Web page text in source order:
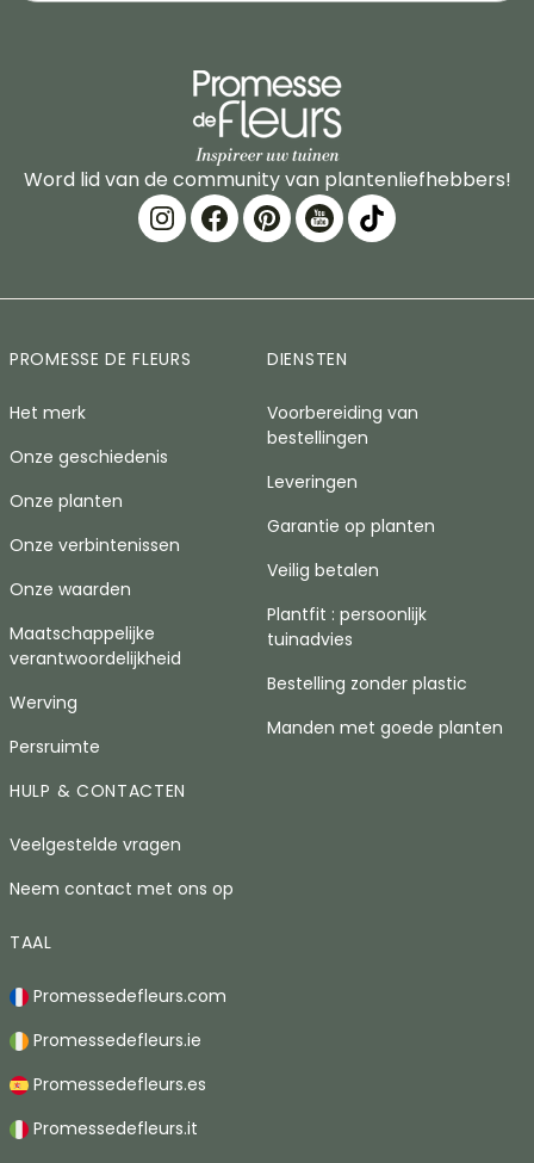
Word lid van de community van plantenliefhebbers!
PROMESSE DE FLEURS
Het merk
Onze geschiedenis
Onze planten
Onze verbintenissen
Onze waarden
Maatschappelijke
verantwoordelijkheid
Werving
Persruimte
DIENSTEN
Voorbereiding van
bestellingen
Leveringen
Garantie op planten
Veilig betalen
Plantfit : persoonlijk
tuinadvies
Bestelling zonder plastic
Manden met goede planten
HULP & CONTACTEN
Veelgestelde vragen
Neem contact met ons op
TAAL
Promessedefleurs.com
Promessedefleurs.ie
Promessedefleurs.es
Promessedefleurs.it